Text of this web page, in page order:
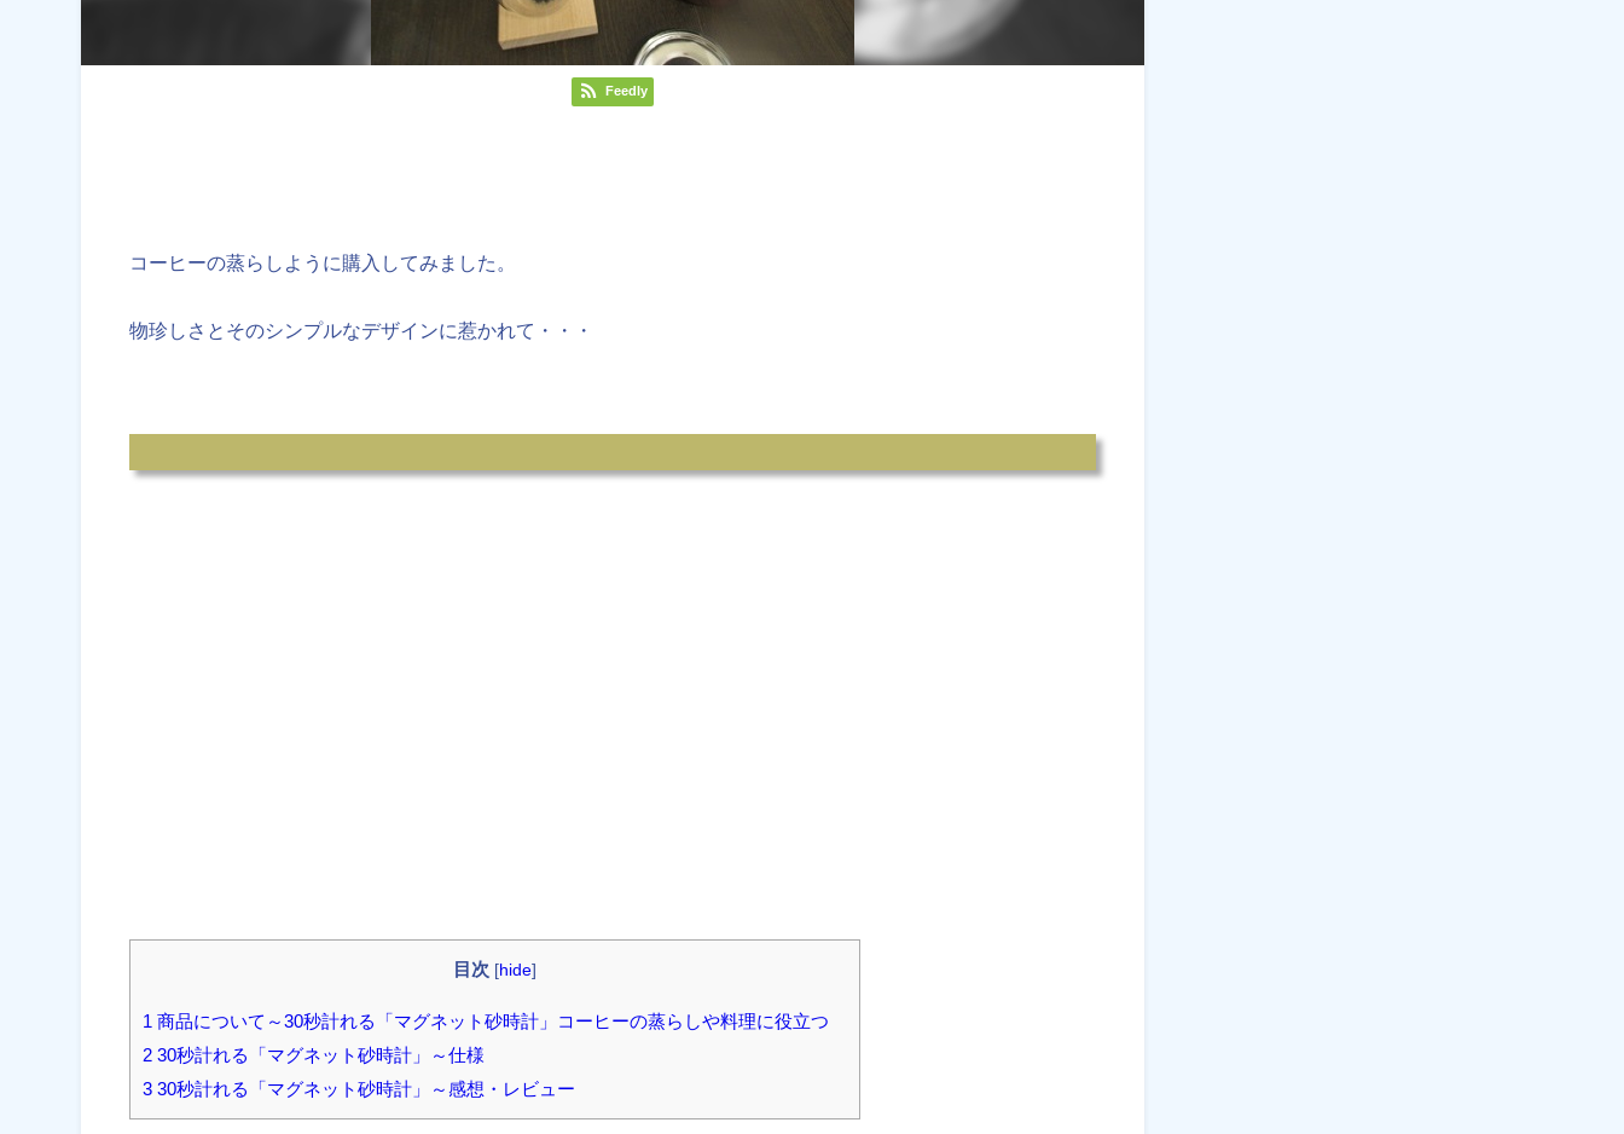
Feedly
コーヒーの蒸らしように購入してみました。
物珍しさとそのシンプルなデザインに惹かれて・・・
目次 [hide]
1 商品について～30秒計れる「マグネット砂時計」コーヒーの蒸らしや料理に役立つ
2 30秒計れる「マグネット砂時計」～仕様
3 30秒計れる「マグネット砂時計」～感想・レビュー